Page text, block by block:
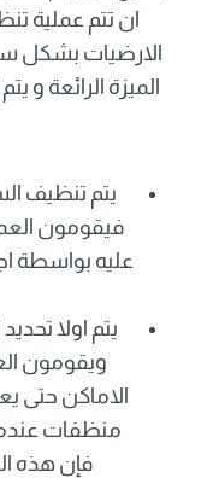
ان تتم عملية
الارضيات بشكل
الميزة الرائعة و
يتم تنظيف
فيقومون
عليه بواسطة
يتم اولا
ويقومون
الاماكن حتى
منظفات
فإن هذه